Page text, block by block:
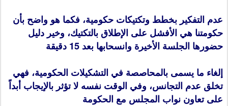
عدم التفكير بخطط وتكتيكات حكومية، فكما هو واضح بأن
حكومتنا هي الأفشل على الإطلاق بالتكتيك، وخير دليل
حضورها الجلسة الأخيرة وانسحابها بعد 15 دقيقة
إلغاء ما يسمى بالمحاصصة في التشكيلات الحكومية، فهي
تخلق عدم التجانس، وفي الوقت نفسه لا تؤثر بالإيجاب أبداً
على تعاون نواب المجلس مع الحكومة